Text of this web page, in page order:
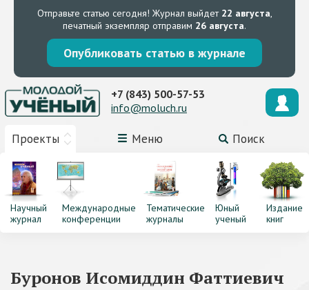
Отправьте статью сегодня! Журнал выйдет 22 августа,
печатный экземпляр отправим 26 августа.
Опубликовать статью в журнале
Проекты Меню Поиск
+7 (843) 500-57-53
info@moluch.ru
Научный
журнал
Международные
конференции
Тематические
журналы
Юный
ученый
Издание
книг
Буронов Исомиддин Фаттиевич